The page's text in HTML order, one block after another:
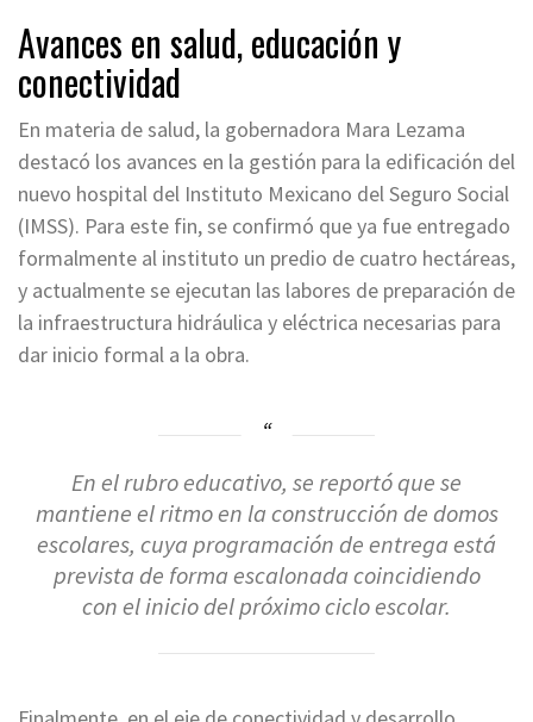
Avances en salud, educación y
conectividad
En materia de salud, la gobernadora Mara Lezama
destacó los avances en la gestión para la edificación del
nuevo hospital del Instituto Mexicano del Seguro Social
(IMSS). Para este fin, se confirmó que ya fue entregado
formalmente al instituto un predio de cuatro hectáreas,
y actualmente se ejecutan las labores de preparación de
la infraestructura hidráulica y eléctrica necesarias para
dar inicio formal a la obra.
En el rubro educativo, se reportó que se
mantiene el ritmo en la construcción de domos
escolares, cuya programación de entrega está
prevista de forma escalonada coincidiendo
con el inicio del próximo ciclo escolar.